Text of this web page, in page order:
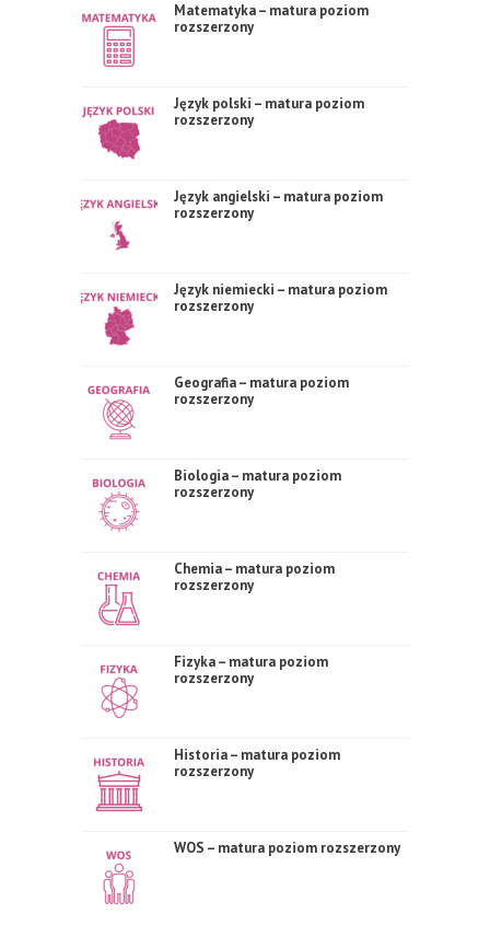
Matematyka – matura poziom
rozszerzony
Język polski – matura poziom
rozszerzony
Język angielski – matura poziom
rozszerzony
Język niemiecki – matura poziom
rozszerzony
Geografia – matura poziom
rozszerzony
Biologia – matura poziom
rozszerzony
Chemia – matura poziom
rozszerzony
Fizyka – matura poziom
rozszerzony
Historia – matura poziom
rozszerzony
WOS – matura poziom rozszerzony